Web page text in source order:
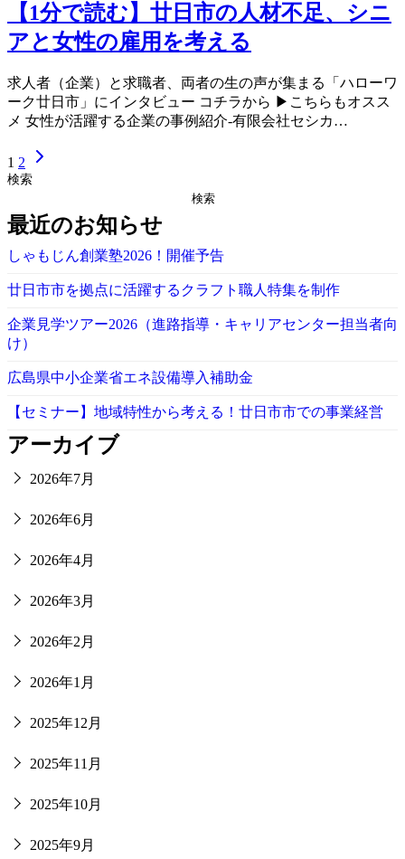
【1分で読む】廿日市の人材不足、シニ
アと女性の雇用を考える
求人者（企業）と求職者、両者の生の声が集まる「ハローワ
ーク廿日市」にインタビュー コチラから ▶こちらもオスス
メ 女性が活躍する企業の事例紹介-有限会社セシカ…
1 2
検索
検索
最近のお知らせ
しゃもじん創業塾2026！開催予告
廿日市市を拠点に活躍するクラフト職人特集を制作
企業見学ツアー2026（進路指導・キャリアセンター担当者向
け）
広島県中小企業省エネ設備導入補助金
【セミナー】地域特性から考える！廿日市市での事業経営
アーカイブ
2026年7月
2026年6月
2026年4月
2026年3月
2026年2月
2026年1月
2025年12月
2025年11月
2025年10月
2025年9月